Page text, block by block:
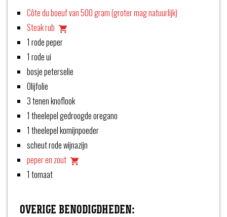
Côte du boeuf van 500 gram (groter mag natuurlijk)
Steak rub
1 rode peper
1 rode ui
bosje peterselie
Olijfolie
3 tenen knoflook
1 theelepel gedroogde oregano
1 theelepel komijnpoeder
scheut rode wijnazijn
peper en zout
1 tomaat
OVERIGE BENODIGDHEDEN: